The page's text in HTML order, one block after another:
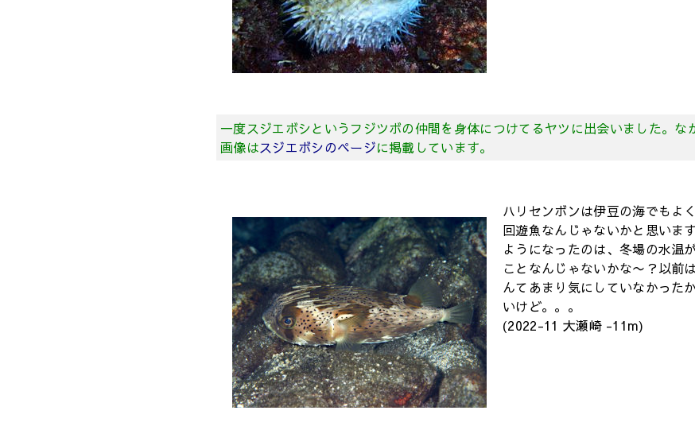
一度スジエボシというフジツボの仲間を身体につけてるヤツに出会いました。な
画像はスジエボシのページに掲載しています。
ハリセンボンは伊豆の海でもよ
回遊魚なんじゃないかと思いま
ようになったのは、冬場の水温
ことなんじゃないかな〜？以前
んてあまり気にしていなかった
いけど。。。
(2022-11 大瀬崎 -11m)